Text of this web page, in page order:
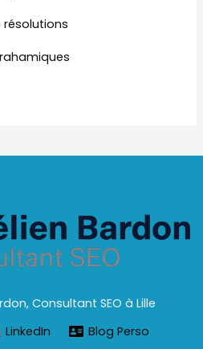
résolutions
Consultant SEO à Lille
LinkedIn Blog Perso